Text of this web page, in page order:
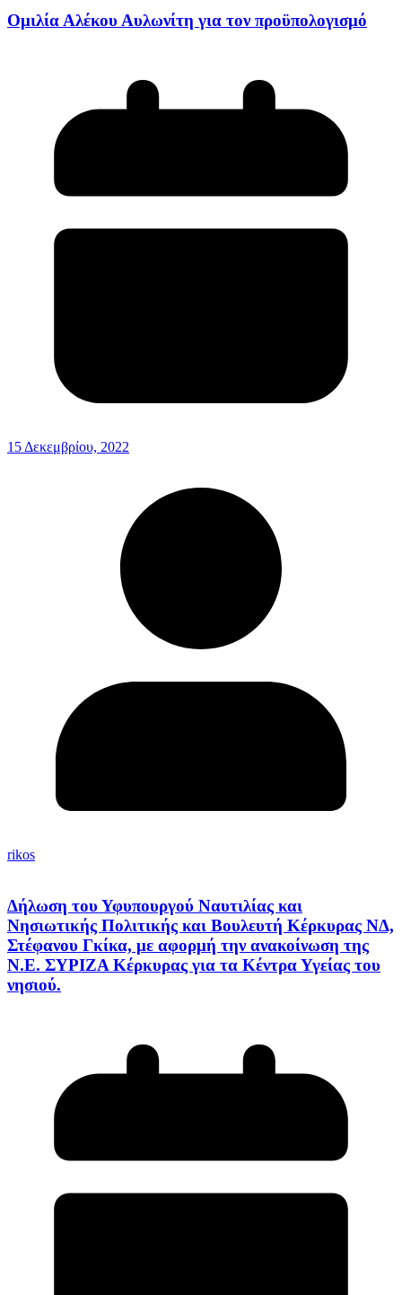
Ομιλία Αλέκου Αυλωνίτη για τον προϋπολογισμό
15 Δεκεμβρίου, 2022
rikos
Δήλωση του Υφυπουργού Ναυτιλίας και
Νησιωτικής Πολιτικής και Βουλευτή Κέρκυρας ΝΔ,
Στέφανου Γκίκα, με αφορμή την ανακοίνωση της
Ν.Ε. ΣΥΡΙΖΑ Κέρκυρας για τα Κέντρα Υγείας του
νησιού.